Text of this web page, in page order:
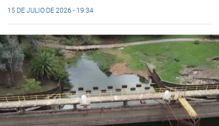
15 DE JULIO DE 2026 - 19:34